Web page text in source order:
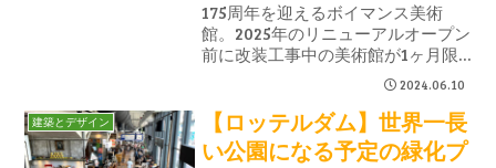
175周年を迎えるボイマンス美術
館。2025年のリニューアルオープン
前に改装工事中の美術館が1ヶ月限
定でオープン。ヘルメット着用で入
場する美術館見学に行ってきまし
た。
2024.06.10
建築とデザイン
【ロッテルダム】世界一長
い公園になる予定の緑化プ